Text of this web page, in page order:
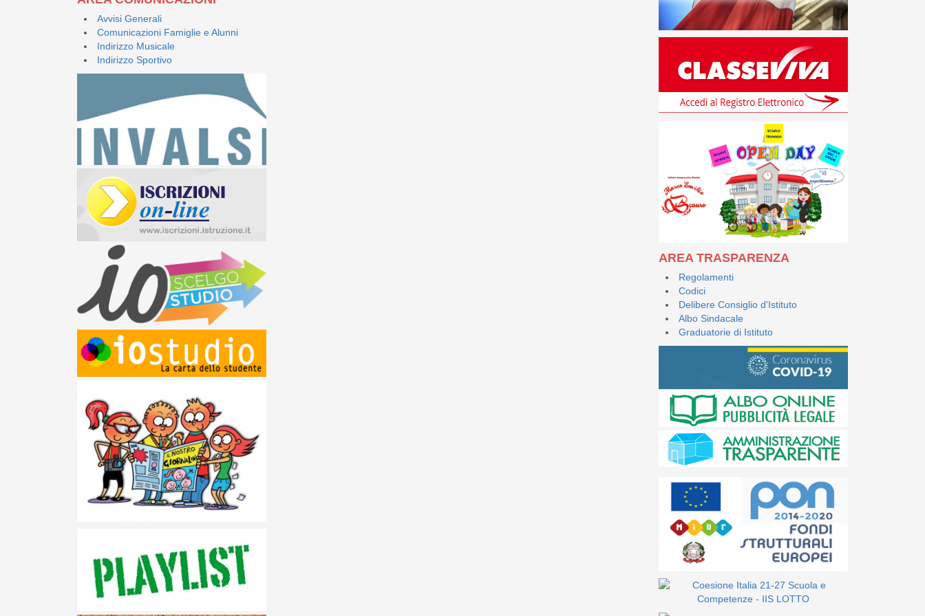
Avvisi Generali
Comunicazioni Famiglie e Alunni
Indirizzo Musicale
Indirizzo Sportivo
AREA TRASPARENZA
Regolamenti
Codici
Delibere Consiglio d'Istituto
Albo Sindacale
Graduatorie di Istituto